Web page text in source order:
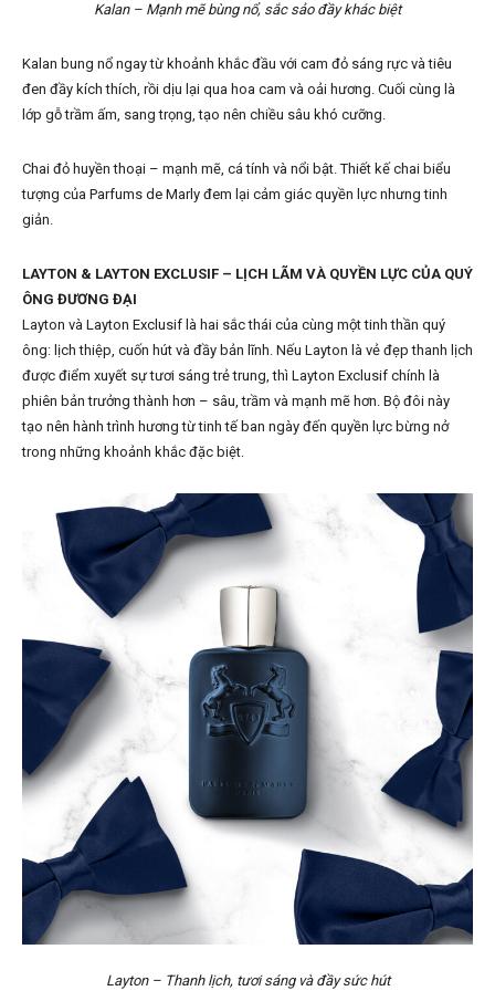
Kalan – Mạnh mẽ bùng nổ, sắc sảo đầy khác biệt
Kalan bung nổ ngay từ khoảnh khắc đầu với cam đỏ sáng rực và tiêu
đen đầy kích thích, rồi dịu lại qua hoa cam và oải hương. Cuối cùng là
lớp gỗ trầm ấm, sang trọng, tạo nên chiều sâu khó cưỡng.
Chai đỏ huyền thoại – mạnh mẽ, cá tính và nổi bật. Thiết kế chai biểu
tượng của Parfums de Marly đem lại cảm giác quyền lực nhưng tinh
giản.
LAYTON & LAYTON EXCLUSIF – LỊCH LÃM VÀ QUYỀN LỰC CỦA QUÝ
ÔNG ĐƯƠNG ĐẠI
Layton và Layton Exclusif là hai sắc thái của cùng một tinh thần quý
ông: lịch thiệp, cuốn hút và đầy bản lĩnh. Nếu Layton là vẻ đẹp thanh lịch
được điểm xuyết sự tươi sáng trẻ trung, thì Layton Exclusif chính là
phiên bản trưởng thành hơn – sâu, trầm và mạnh mẽ hơn. Bộ đôi này
tạo nên hành trình hương từ tinh tế ban ngày đến quyền lực bừng nở
trong những khoảnh khắc đặc biệt.
Layton – Thanh lịch, tươi sáng và đầy sức hút